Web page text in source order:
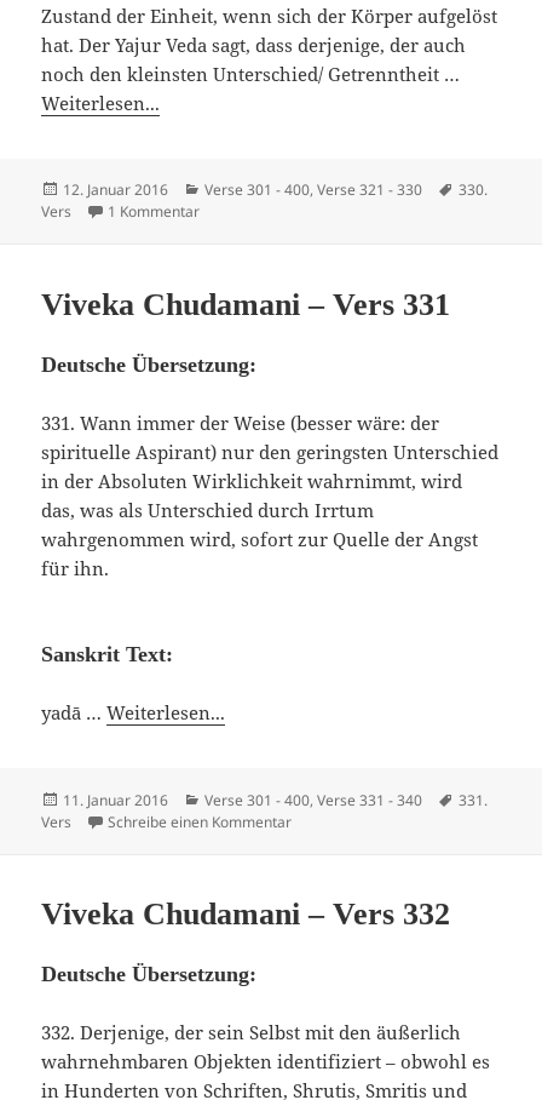
Zustand der Einheit, wenn sich der Körper aufgelöst
hat. Der Yajur Veda sagt, dass derjenige, der auch
noch den kleinsten Unterschied/ Getrenntheit …
Weiterlesen...
Veröffentlicht
am
12. Januar 2016 Kategorien
Verse 301 - 400,Verse 321 - 330
330.
Vers
1 Kommentarzu Viveka Chudamani – Vers 330
Viveka Chudamani – Vers 331
Deutsche Übersetzung:
331. Wann immer der Weise (besser wäre: der
spirituelle Aspirant) nur den geringsten Unterschied
in der Absoluten Wirklichkeit wahrnimmt, wird
das, was als Unterschied durch Irrtum
wahrgenommen wird, sofort zur Quelle der Angst
für ihn.
Sanskrit Text:
yadā …Weiterlesen...
Veröffentlicht
am
11. Januar 2016 Kategorien
Verse 301 - 400,Verse 331 - 340
331.
Vers
Schreibe einen Kommentarzu Viveka Chudamani – Vers 331
Viveka Chudamani – Vers 332
Deutsche Übersetzung:
332. Derjenige, der sein Selbst mit den äußerlich
wahrnehmbaren Objekten identifiziert – obwohl es
in Hunderten von Schriften, Shrutis, Smritis und